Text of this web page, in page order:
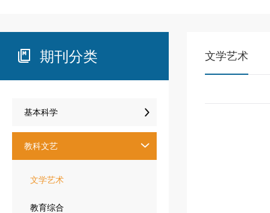
 期刊分类
基本科学 
教科文艺 
文学艺术
教育综合
文学艺术